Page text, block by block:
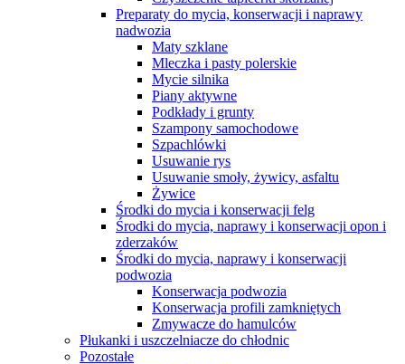
Preparaty do mycia, konserwacji i naprawy
nadwozia
Maty szklane
Mleczka i pasty polerskie
Mycie silnika
Piany aktywne
Podkłady i grunty
Szampony samochodowe
Szpachlówki
Usuwanie rys
Usuwanie smoły, żywicy, asfaltu
Żywice
Środki do mycia i konserwacji felg
Środki do mycia, naprawy i konserwacji opon i
zderzaków
Środki do mycia, naprawy i konserwacji
podwozia
Konserwacja podwozia
Konserwacja profili zamkniętych
Zmywacze do hamulców
Płukanki i uszczelniacze do chłodnic
Pozostałe